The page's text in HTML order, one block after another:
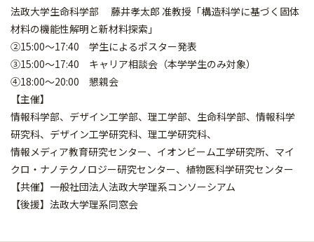
法政大学生命科学部 藤井孝太郎 准教授「構造科学に基づく固体
材料の機能性解明と新材料探索」
②15:00～17:40 学生によるポスター発表
③15:00～17:40 キャリア相談会（本学学生のみ対象）
④18:00～20:00 懇親会
【主催】
情報科学部、デザイン工学部、理工学部、生命科学部、情報科学
研究科、デザイン工学研究科、理工学研究科、
情報メディア教育研究センター、イオンビーム工学研究所、マイ
クロ・ナノテクノロジー研究センター、植物医科学研究センター
【共催】一般社団法人法政大学理系コンソーシアム
【後援】法政大学理系同窓会